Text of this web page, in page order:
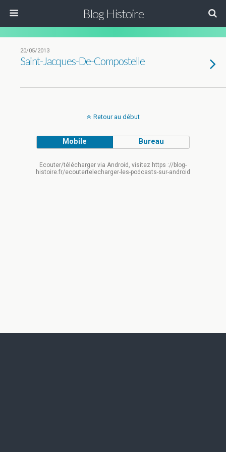
Blog Histoire
20/05/2013
Saint-Jacques-De-Compostelle
Retour au début
Mobile Bureau
Ecouter/télécharger via Android, visitez https ://blog-
histoire.fr/ecoutertelecharger-les-podcasts-sur-android